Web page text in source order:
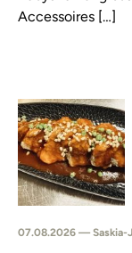
Accessoires […]
07.08.2026 — Saskia-